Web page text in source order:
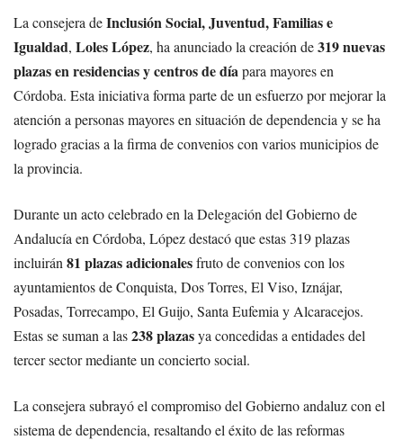
La consejera deInclusión Social, Juventud, Familias e
Igualdad, Loles López, ha anunciado la creación de319 nuevas
plazas en residencias y centros de díapara mayores en
Córdoba. Esta iniciativa forma parte de un esfuerzo por mejorar la
atención a personas mayores en situación de dependencia y se ha
logrado gracias a la firma de convenios con varios municipios de
la provincia.
Durante un acto celebrado en la Delegación del Gobierno de
Andalucía en Córdoba, López destacó que estas 319 plazas
incluirán 81 plazas adicionalesfruto de convenios con los
ayuntamientos de Conquista, Dos Torres, El Viso, Iznájar,
Posadas, Torrecampo, El Guijo, Santa Eufemia y Alcaracejos.
Estas se suman a las238 plazasya concedidas a entidades del
tercer sector mediante un concierto social.
La consejera subrayó el compromiso del Gobierno andaluz con el
sistema de dependencia, resaltando el éxito de las reformas